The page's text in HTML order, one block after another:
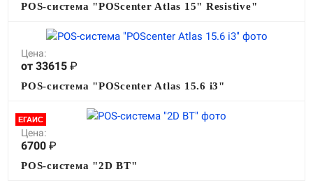
POS-система "POScenter Atlas 15" Resistive"
Цена:
от 33615 ₽
POS-система "POScenter Atlas 15.6 i3"
ЕГАИС
Цена:
6700 ₽
POS-система "2D BT"